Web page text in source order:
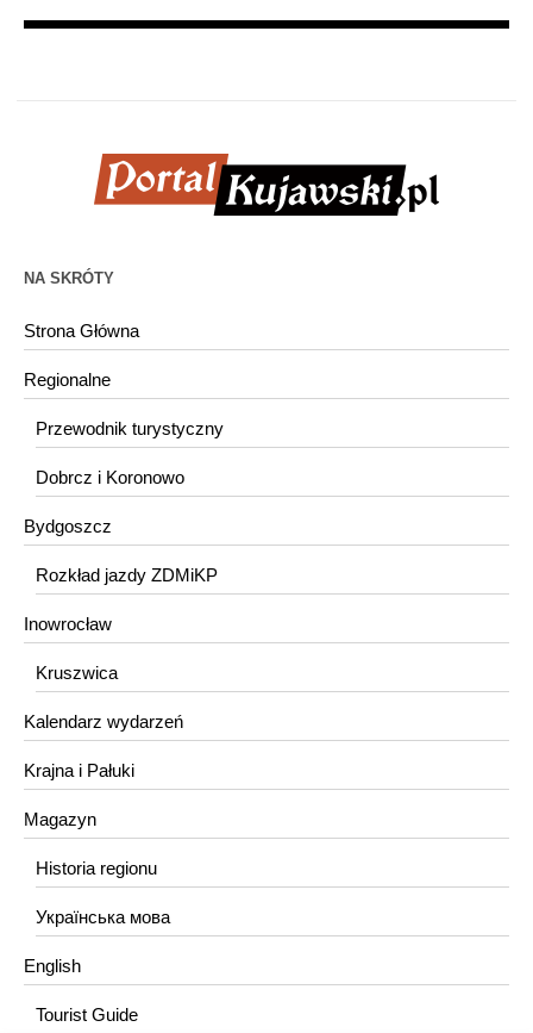
NA SKRÓTY
Strona Główna
Regionalne
Przewodnik turystyczny
Dobrcz i Koronowo
Bydgoszcz
Rozkład jazdy ZDMiKP
Inowrocław
Kruszwica
Kalendarz wydarzeń
Krajna i Pałuki
Magazyn
Historia regionu
Українська мова
English
Tourist Guide